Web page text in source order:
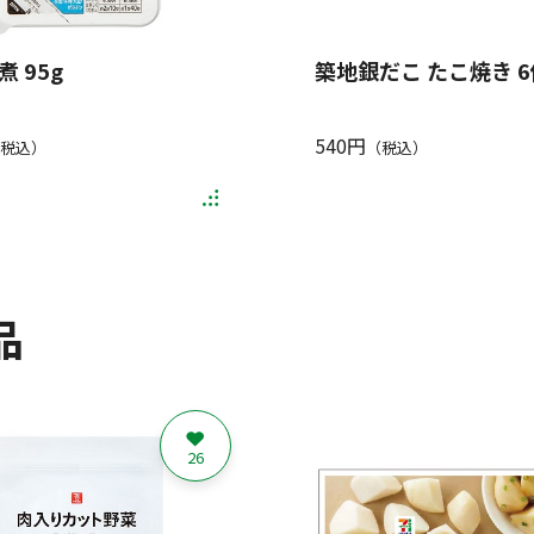
95g
込）
築地銀だこ たこ焼き
540円 （税込）
26